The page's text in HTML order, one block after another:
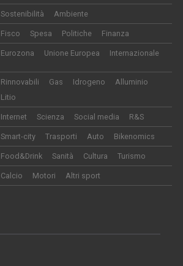
Sostenibilità Ambiente
Fisco Spesa Politiche Finanza
Eurozona Unione Europea Internazionale
Rinnovabili Gas Idrogeno
Alluminio
Litio
Internet Scienza Social media R&S
Smart-city Trasporti Auto Bikenomics
Food&Drink Sanità Cultura Turismo
Calcio Motori Altri sport